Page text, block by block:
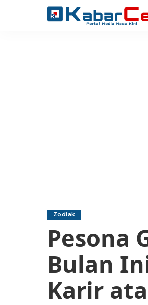
Zodiak
Pesona
Bulan
Karir